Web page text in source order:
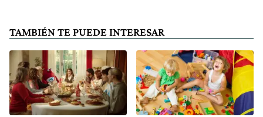
TAMBIÉN TE PUEDE INTERESAR